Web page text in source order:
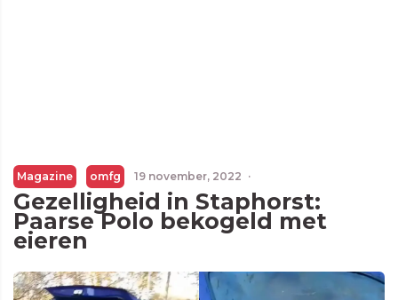
Magazine omfg 19 november, 2022 ·
Gezelligheid in Staphorst:
Paarse Polo bekogeld met
eieren